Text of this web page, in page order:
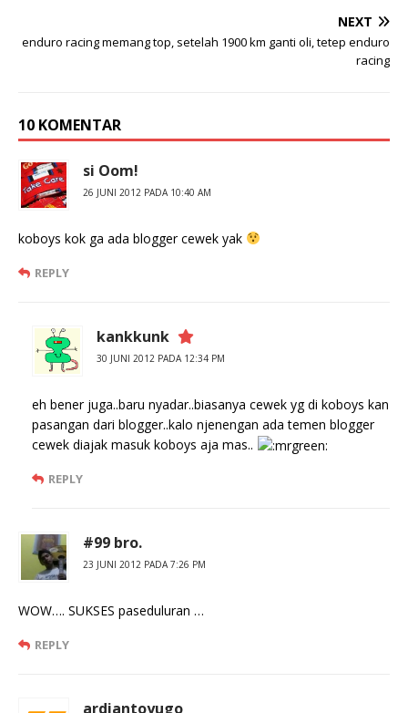
NEXT
enduro racing memang top, setelah 1900 km ganti oli, tetep enduro
racing
10 KOMENTAR
si Oom!
26 JUNI 2012 PADA 10:40 AM
koboys kok ga ada blogger cewek yak
REPLY
kankkunk
30 JUNI 2012 PADA 12:34 PM
eh bener juga..baru nyadar..biasanya cewek yg di koboys kan
pasangan dari blogger..kalo njenengan ada temen blogger
cewek diajak masuk koboys aja mas..
REPLY
#99 bro.
23 JUNI 2012 PADA 7:26 PM
WOW…. SUKSES paseduluran …
REPLY
ardiantoyugo